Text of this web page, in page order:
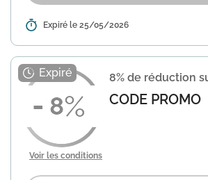
Détails : Profitez d'une réduction
plateforme spécialisée
vidéo, cartes cadeaux et
numériques. Pour en
savoir plus
Expiré le 25/05/2026
8
8% de réduction
CODE PROMO
Voir les conditions